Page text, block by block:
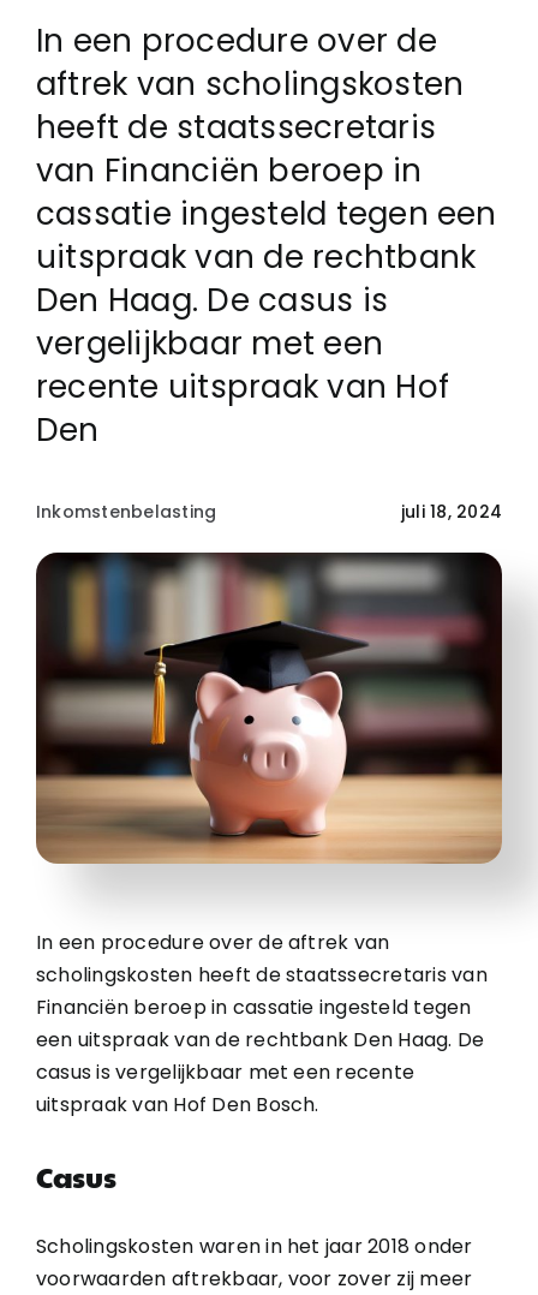
Login
Klachtenregeling
Contact
In een procedure over de
aftrek van scholingskosten
heeft de staatssecretaris
van Financiën beroep in
cassatie ingesteld tegen een
uitspraak van de rechtbank
Den Haag. De casus is
vergelijkbaar met een
recente uitspraak van Hof
Den
Inkomstenbelasting juli 18, 2024
In een procedure over de aftrek van
scholingskosten heeft de staatssecretaris van
Financiën beroep in cassatie ingesteld tegen
een uitspraak van de rechtbank Den Haag. De
casus is vergelijkbaar met een recente
uitspraak van Hof Den Bosch.
Casus
Scholingskosten waren in het jaar 2018 onder
voorwaarden aftrekbaar, voor zover zij meer